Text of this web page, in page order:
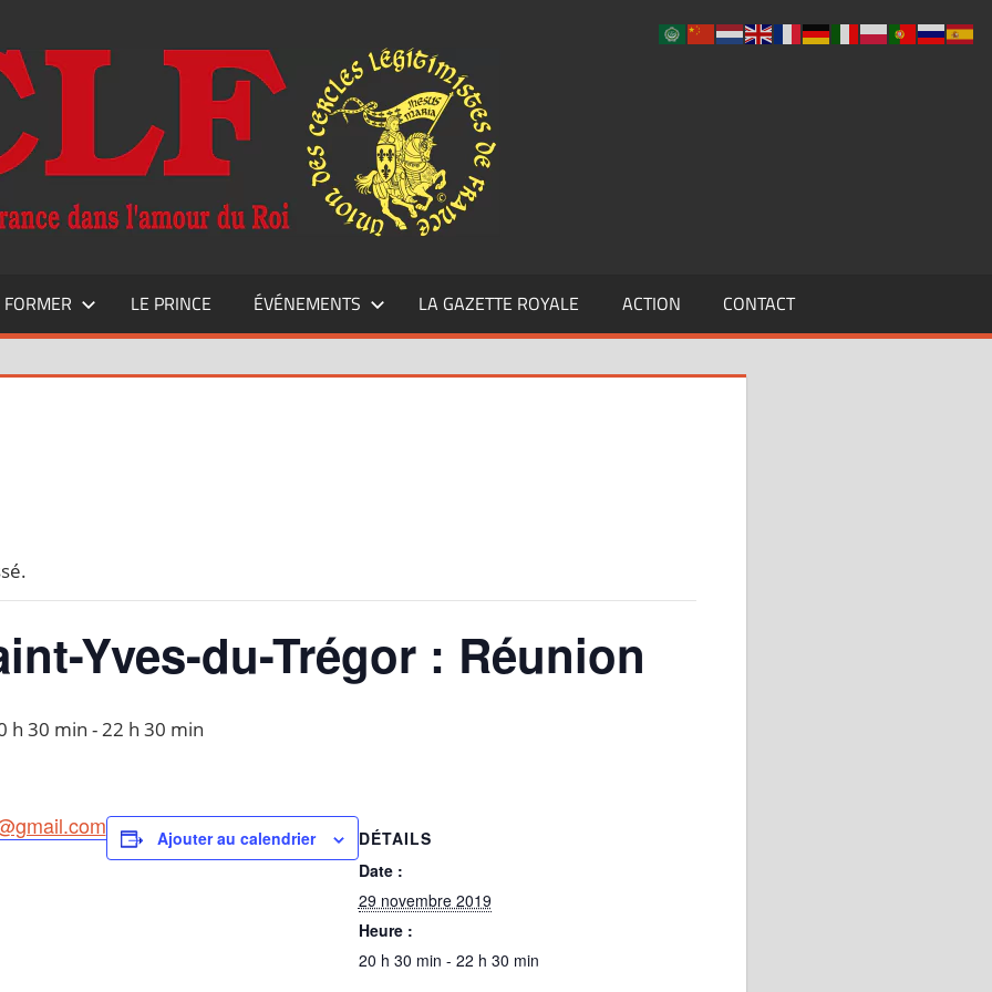
FORMER LE PRINCE ÉVÉNEMENTS LA GAZETTE ROYALE ACTION CONTACT
Yves-du-Trégor : Réunion
h 30 min -22 h 30 min
Ajouter au calendrier
DÉTAILS
Date :
29 novembre 2019
Heure :
20 h 30 min - 22 h 30 min